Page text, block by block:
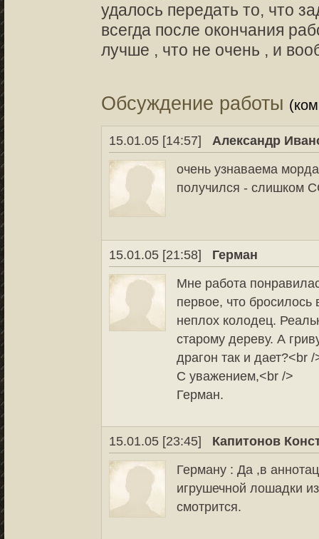
удалось передать то, что
всегда после окончания
лучше , что не очень , и
Обсуждение работы
15.01.05 [14:57]
Александр
очень узнаваема
получился - слишком
15.01.05 [21:58]
Герман
Мне работа
первое, что
неплох колодец.
старому дереву. А
драгон так и дает?<br /
С уважением,<br />
Герман.
15.01.05 [23:45]
Капитонов
Герману : Да ,в
игрушечной лошадки
смотрится.